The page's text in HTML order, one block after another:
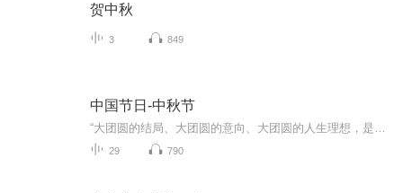
贺中秋
3 849
中国节日-中秋节
29 790